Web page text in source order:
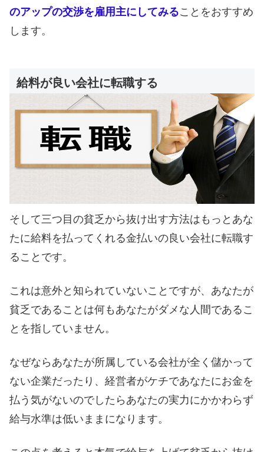
のアップの交渉を雇用主にしてみることをおすすめ
します。
給料が良い会社に転職する
そして三つ目の貧乏から抜け出す方法はもっとあな
たに給料を払ってくれる金払いの良い会社に転職す
ることです。
これは意外と知られていないことですが、あなたが
貧乏であることは何もあなたがダメな人間であるこ
とを指していません。
なぜならあなたが所属している会社が全く儲かって
ない企業だったり、経営者がケチであなたにお金を
払う気がないのでしたらあなたの実力にかかわらず
給与水準は低いままになります。